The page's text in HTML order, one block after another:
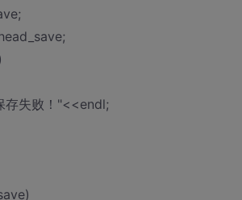
失败！"<<endl;